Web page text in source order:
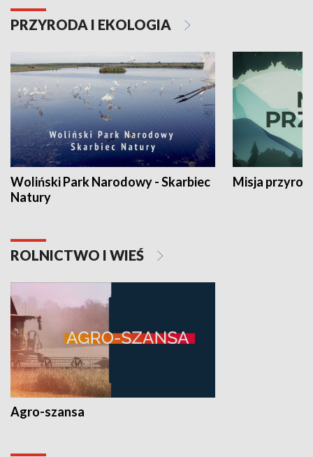
PRZYRODA I EKOLOGIA
Woliński Park Narodowy - Skarbiec
Natury
Misja
ROLNICTWO I WIEŚ
Agro-szansa